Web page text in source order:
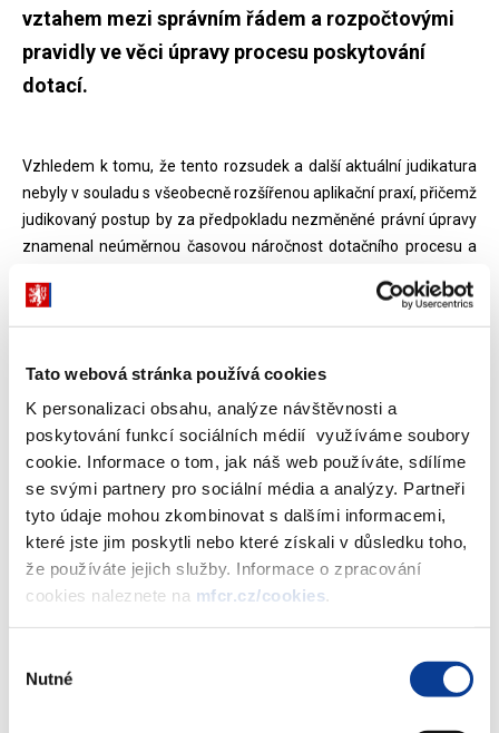
Tato webová stránka používá cookies
K personalizaci obsahu, analýze návštěvnosti a
poskytování funkcí sociálních médií využíváme soubory
cookie. Informace o tom, jak náš web používáte, sdílíme
se svými partnery pro sociální média a analýzy. Partneři
tyto údaje mohou zkombinovat s dalšími informacemi,
které jste jim poskytli nebo které získali v důsledku toho,
že používáte jejich služby. Informace o zpracování
cookies naleznete na mfcr.cz/cookies.
souhlasu
Nutné
vztahem mezi správním řádem a rozpočtovými
pravidly ve věci úpravy procesu poskytování
dotací.
Vzhledem k tomu, že tento rozsudek a další aktuální judikatura
nebyly v souladu s všeobecně rozšířenou aplikační praxí, přičemž
judikovaný postup by za předpokladu nezměněné právní úpravy
znamenal neúměrnou časovou náročnost dotačního procesu a
Ministerstvo financí ve spolupráci s poskytovateli dotací a řídícími
orgány novelu, která text zákona uvádí do souladu s aktuální
zákona č. 248/2000 Sb. a zákona č. 130/2002 Sb.
„Vycházíme mimo jiné vstříc požadavkům poskytovatelů dotací,
kteří jen v loňském roce rozdělili v rámci svých kompetencí více než
50 tisíc dotací za celkem takřka 200 miliard korun. Úprava tak
přináší větší právní jistotu poskytovatelům a řídícím orgánům, ale
také transparentnější proces z hlediska žadatelů o dotace a
návratné finanční výpomocí ze státního rozpočtu, snižuje
korupční potenciál a usnadňuje řídícím orgánům čerpání
Veřejné rozpočty Petr Pavelek.